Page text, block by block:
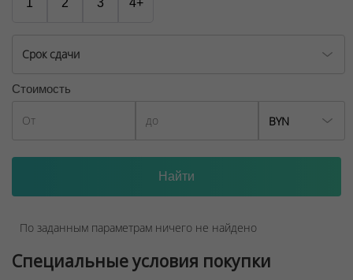
Срок сдачи
Стоимость
BYN
По заданным параметрам ничего не найдено
Специальные условия покупки